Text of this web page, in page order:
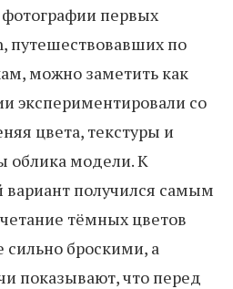
первых
путешествовавших по
можно заметить как
экспериментировали со
цвета, текстуры и
облика модели. К
вариант получился самым
тёмных цветов
броскими, а
показывают, что перед